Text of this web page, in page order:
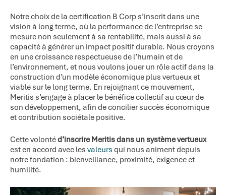
Notre choix de la certification B Corp s’inscrit dans une
vision à long terme, où la performance de l’entreprise se
mesure non seulement à sa rentabilité, mais aussi à sa
capacité à générer un impact positif durable. Nous croyons
en une croissance respectueuse de l’humain et de
l’environnement, et nous voulons jouer un rôle actif dans la
construction d’un modèle économique plus vertueux et
viable sur le long terme. En rejoignant ce mouvement,
Meritis s’engage à placer le bénéfice collectif au cœur de
son développement, afin de concilier succès économique
et contribution sociétale positive.
Cette volontéd’inscrire Meritis dans un système vertueux
est en accord avec les valeurs qui nous animent depuis
notre fondation : bienveillance, proximité, exigence et
humilité.